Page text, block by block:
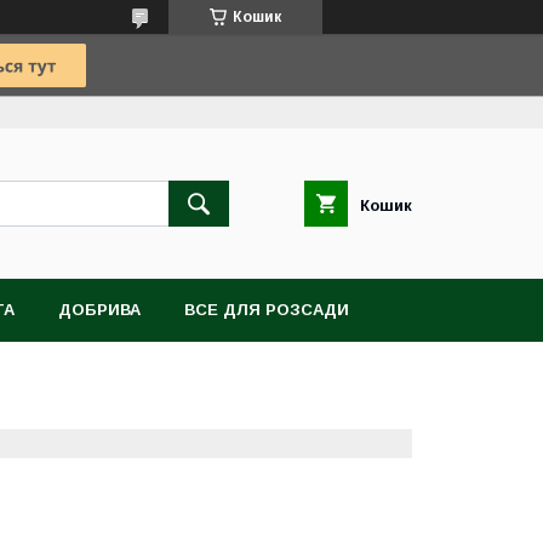
Кошик
Кошик
ДОБРИВА ВСЕ ДЛЯ РОЗСАДИ